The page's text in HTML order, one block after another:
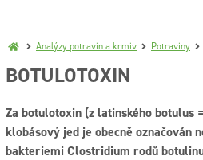
Analýzy potravin a krmiv Potraviny
BOTULOTOXIN
Za botulotoxin (z latinského botulus
klobásový jed je obecně označován
bakteriemi Clostridium rodů